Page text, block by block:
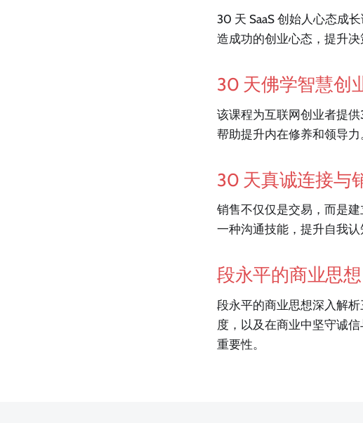
30 天 SaaS 创始人心态成
造成功的创业心态，提升决
30 天佛学智慧创
该课程为互联网创业者提
帮助提升内在修养和领导力
30 天真诚连接与
销售不仅仅是交易，而是
一种沟通技能，提升自我
段永平的商业思
段永平的商业思想深入解
度，以及在商业中坚守诚
重要性。